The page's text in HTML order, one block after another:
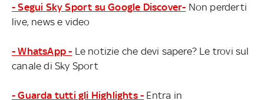
- Segui Sky Sport su Google Discover- Non perderti
live, news e video
- WhatsApp - Le notizie che devi sapere? Le trovi sul
canale di Sky Sport
- Guarda tutti gli Highlights - Entra in